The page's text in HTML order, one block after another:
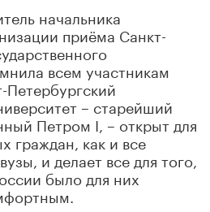
начальника
приёма Санкт-
всем участникам
Петербургский
– старейший
Петром I, – открыт для
граждан, как и все
и делает все для того,
было для них